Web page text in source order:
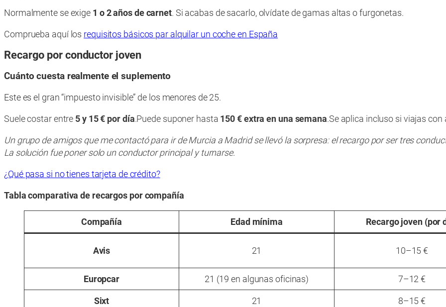
Normalmente se exige 1 o 2 años de carnet. Si acabas de sacarlo, olvídate de gamas altas o furgonetas.
Comprueba aquí los requisitos básicos par alquilar un coche en España
Recargo por conductor joven
Cuánto cuesta realmente el suplemento
Este es el gran “impuesto invisible” de los menores de 25.
Suele costar entre 5 y 15 € por día.Puede suponer hasta 150 € extra en una semana.Se aplica incluso si viajas
Un grupo de amigos que me contactó para ir de Murcia a Madrid se llevó la sorpresa: el recargo por ser tres
La solución fue poner solo un conductor principal y turnarse.
¿Qué pasa si no tienes tarjeta de crédito?
Tabla comparativa de recargos por compañía
Compañía Edad mínima Recargo joven (por
Avis 21 10–15 €
Europcar 21 (19 en algunas oficinas) 7–12 €
Sixt 21 8–15 €